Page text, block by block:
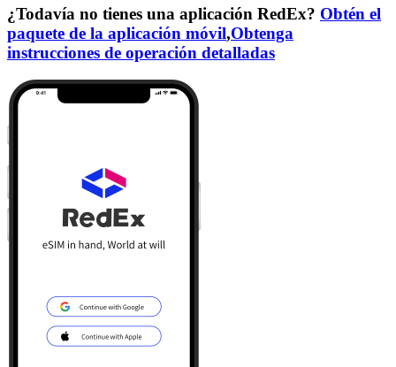
¿Todavía no tienes una aplicación RedEx? Obtén el
paquete de la aplicación móvil,Obtenga
instrucciones de operación detalladas